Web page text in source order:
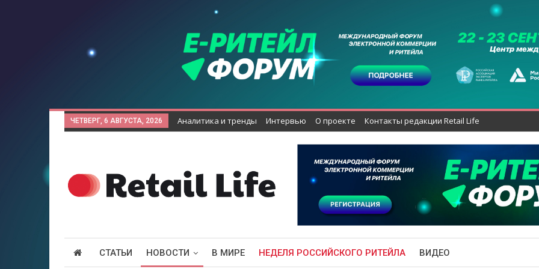
ЧЕТВЕРГ, 6 АВГУСТА, 2026 Аналитика и тренды Интервью О проекте Контакты редакции Retail Life
СТАТЬИ НОВОСТИ В МИРЕ НЕДЕЛЯ РОССИЙСКОГО РИТЕЙЛА ВИДЕО